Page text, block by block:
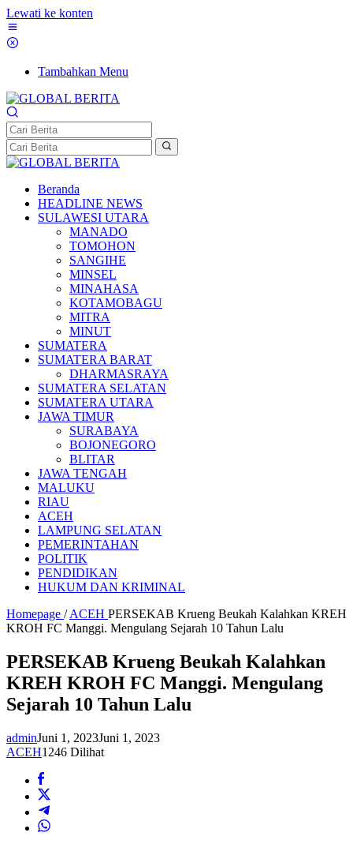
Lewati ke konten
Tambahkan Menu
Beranda
HEADLINE NEWS
SULAWESI UTARA
MANADO
TOMOHON
SANGIHE
MINSEL
MINAHASA
KOTAMOBAGU
MITRA
MINUT
SUMATERA
SUMATERA BARAT
DHARMASRAYA
SUMATERA SELATAN
SUMATERA UTARA
JAWA TIMUR
SURABAYA
BOJONEGORO
BLITAR
JAWA TENGAH
MALUKU
RIAU
ACEH
LAMPUNG SELATAN
PEMERINTAHAN
POLITIK
PENDIDIKAN
HUKUM DAN KRIMINAL
Homepage / ACEH PERSEKAB Krueng Beukah Kalahkan KREH
KROH FC Manggi. Mengulang Sejarah 10 Tahun Lalu
PERSEKAB Krueng Beukah Kalahkan
KREH KROH FC Manggi. Mengulang
Sejarah 10 Tahun Lalu
adminJuni 1, 2023Juni 1, 2023
ACEH1246 Dilihat